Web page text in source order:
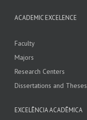
ACADEMIC EXCELENCE
Faculty
Majors
Research Centers
Dissertations and Theses
EXCELÊNCIA ACADÊMICA